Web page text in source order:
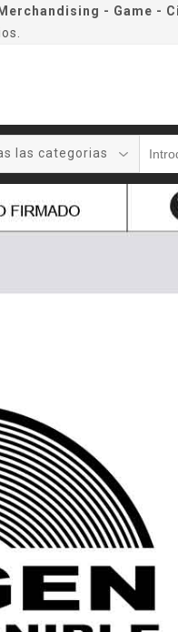
- Game -
las categorias